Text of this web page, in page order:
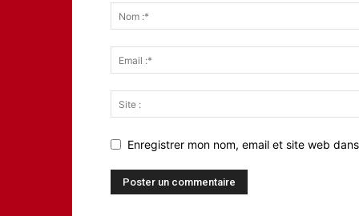
Enregistrer mon nom, email et site web